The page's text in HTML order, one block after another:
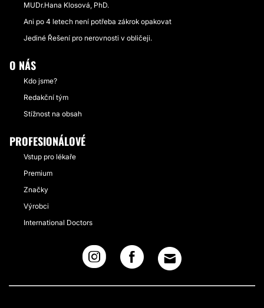
MUDr.Hana Klosová, PhD.
Ani po 4 letech není potřeba zákrok opakovat
Jediné Řešení pro nerovnosti v obličeji.
O NÁS
Kdo jsme?
Redakční tým
Stížnost na obsah
PROFESIONÁLOVÉ
Vstup pro lékaře
Premium
Značky
Výrobci
International Doctors